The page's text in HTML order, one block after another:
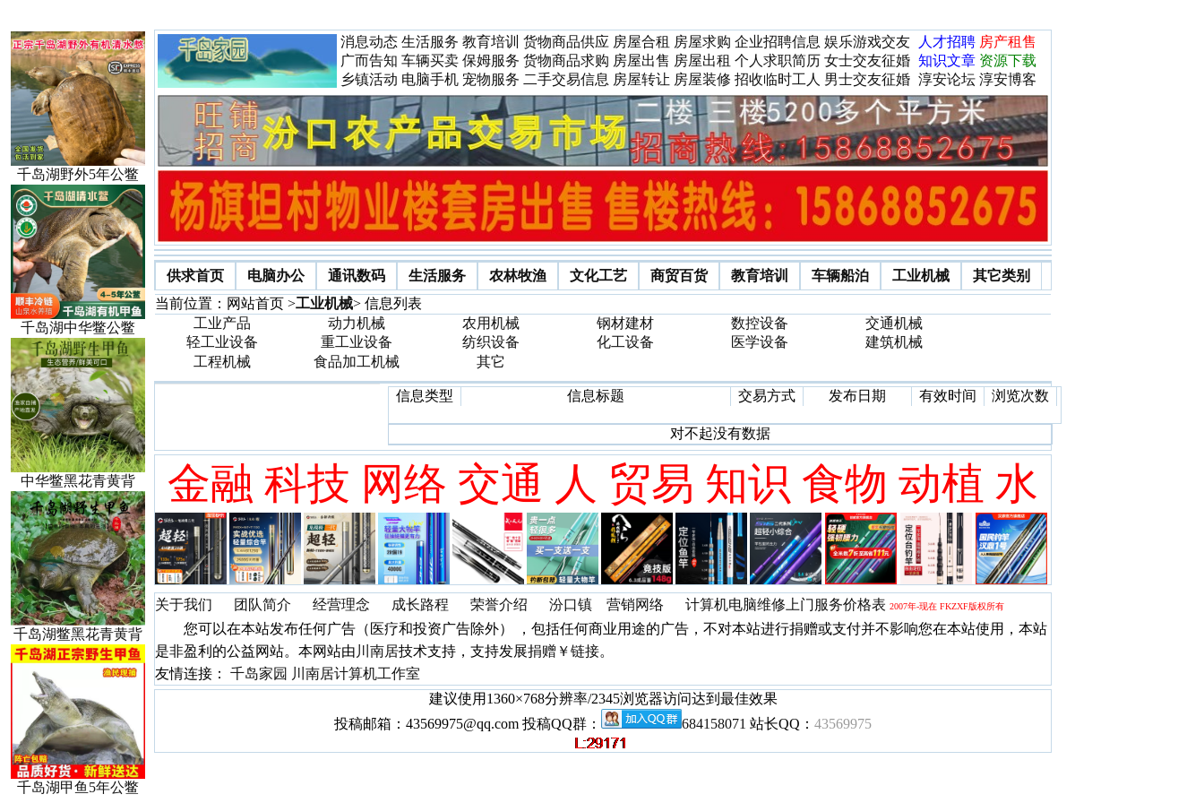
消息动态 生活服务 教育培训 货物商品供应 房屋合租 房屋求购 企业招聘信息 娱乐游戏交友
广而告知 车辆买卖 保姆服务 货物商品求购 房屋出售 房屋出租 个人求职简历 女士交友征婚
乡镇活动 电脑手机 宠物服务 二手交易信息 房屋转让 房屋装修 招收临时工人 男士交友征婚
人才招聘 房产租售
知识文章 资源下载
淳安论坛 淳安博客
供求首页 电脑办公 通讯数码 生活服务 农林牧渔 文化工艺 商贸百货 教育培训 车辆船泊 工业机械
其它类别
当前位置：网站首页 >工业机械> 信息列表
工业产品
动力机械 农用机械 钢材建材 数控设备
交通机械
轻工业设备
重工业设备 纺织设备 化工设备 医学设备
建筑机械
工程机械
食品加工机械 其它
信息类型 信息标题 交易方式 发布日期 有效时间 浏览次数
对不起没有数据
金融 科技 网络 交通 人 贸易 知识 食物 动植 水
关于我们 团队简介 经营理念 成长路程 荣誉介绍 汾口镇 营销网络 计算机电脑维修上门服务价格表 2007年-现在 FKZXF版权所有
您可以在本站发布任何广告（医疗和投资广告除外） ，包括任何商业用途的广告，不对本站进行捐赠或支付并不影响您在本站使用，本站
是非盈利的公益网站。本网站由 川南居技术支持，支持发展捐赠￥链接。
友情连接： 千岛家园 川南居计算机工作室
建议使用1360×768分辨率/2345浏览器访问达到最佳效果
投稿邮箱：43569975@qq.com 投稿QQ群：
684158071 站长QQ： 43569975
千岛湖野外5年公鳖
千岛湖中华鳖公鳖
中华鳖黑花青黄背
千岛湖鳖黑花青黄背
千岛湖甲鱼5年公鳖